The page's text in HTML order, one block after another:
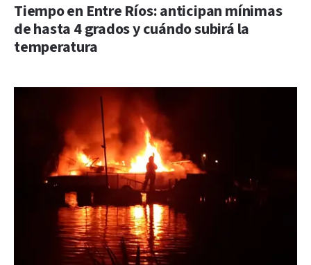
Tiempo en Entre Ríos: anticipan mínimas
de hasta 4 grados y cuándo subirá la
temperatura